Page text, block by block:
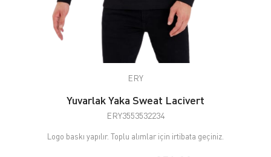
ERY
Yuvarlak Yaka Sweat Lacivert
ERY3553532234
Logo baskı yapılır. Toplu alımlar için irtibata geçiniz.